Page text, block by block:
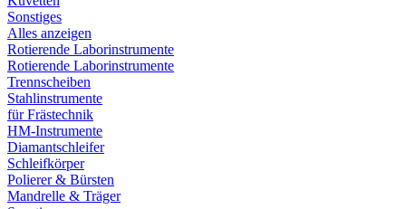
Sonstiges
Alles anzeigen
Rotierende Laborinstrumente
Rotierende Laborinstrumente
Trennscheiben
Stahlinstrumente
für Frästechnik
HM-Instrumente
Diamantschleifer
Schleifkörper
Polierer & Bürsten
Mandrelle & Träger